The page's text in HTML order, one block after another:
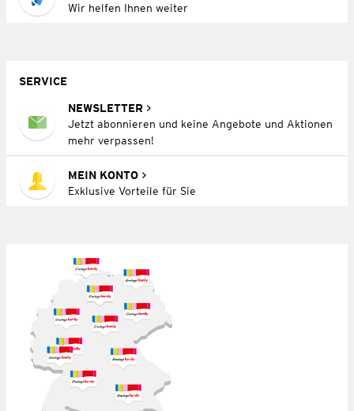
Wir helfen Ihnen weiter
SERVICE
NEWSLETTER
Jetzt abonnieren und keine Angebote und Aktionen
mehr verpassen!
MEIN KONTO
Exklusive Vorteile für Sie